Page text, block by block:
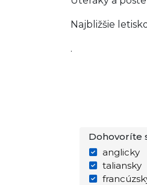
Najbližšie
.
Dohovoríte
anglicky
taliansky